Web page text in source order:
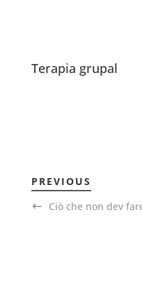
Terapia grupal
PREVIOUS
Ciò che non dev